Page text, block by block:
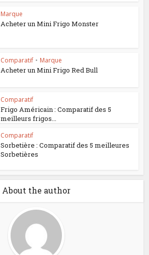
Marque
Acheter un Mini Frigo Monster
Comparatif • Marque
Acheter un Mini Frigo Red Bull
Comparatif
Frigo Américain : Comparatif des 5
meilleurs frigos...
Comparatif
Sorbetière : Comparatif des 5 meilleures
Sorbetières
About the author